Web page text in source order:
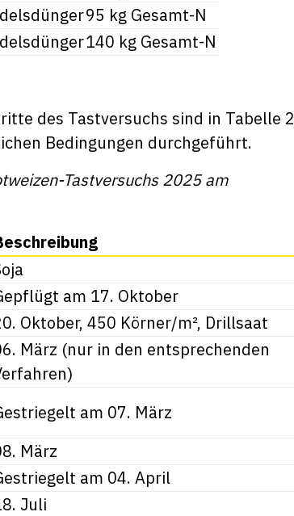
95 kg Gesamt-N
140 kg Gesamt-N
des Tastversuchs sind in Tabelle 2
Bedingungen durchgeführt.
Tastversuchs 2025 am
am 17. Oktober
Oktober, 450 Körner/m², Drillsaat
März (nur in den entsprechenden
am 07. März
März
am 04. April
Juli